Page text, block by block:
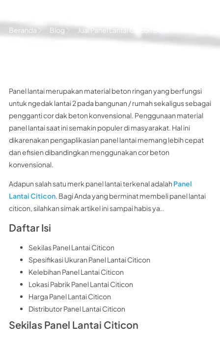
Beranda Blog Jual Panel Lantai Citicon Buol
Panel lantai merupakan material beton ringan yang berfungsi
untuk ngedak lantai 2 pada bangunan / rumah sekaligus sebagai
pengganti cor dak beton konvensional. Penggunaan material
panel lantai saat ini semakin populer di masyarakat. Hal ini
dikarenakan pengaplikasian panel lantai memang lebih cepat
dan efisien dibandingkan menggunakan cor beton
konvensional.
Adapun salah satu merk panel lantai terkenal adalah Panel
Lantai Citicon. Bagi Anda yang berminat membeli panel lantai
citicon, silahkan simak artikel ini sampai habis ya..
Daftar Isi
Sekilas Panel Lantai Citicon
Spesifikasi Ukuran Panel Lantai Citicon
Kelebihan Panel Lantai Citicon
Lokasi Pabrik Panel Lantai Citicon
Harga Panel Lantai Citicon
Distributor Panel Lantai Citicon
Sekilas Panel Lantai Citicon